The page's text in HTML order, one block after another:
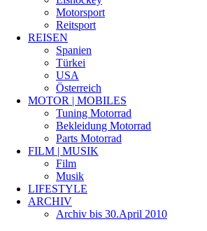
Motorsport
Reitsport
REISEN
Spanien
Türkei
USA
Österreich
MOTOR | MOBILES
Tuning Motorrad
Bekleidung Motorrad
Parts Motorrad
FILM | MUSIK
Film
Musik
LIFESTYLE
ARCHIV
Archiv bis 30.April 2010